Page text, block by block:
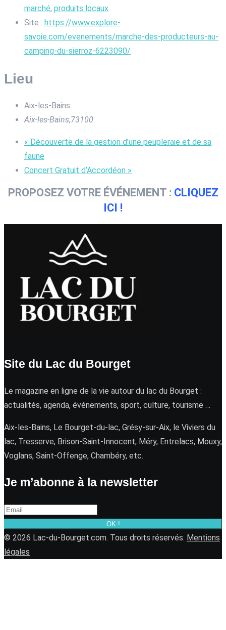
marché, produits locaux
Site : https://www.explore-
savoie.com/evenements/marche-des-producteurs-au-
camping-du-sierroz-6223090/
Lieu
Aix-les-Bains
Aix-les-Bains,73100
« Découverte de la gestion d’une peupleraie et de sa
faune
Concert Gratuit d’Accordéon »
PROPOSEZ VOTRE ÉVÉNEMENT : CLIQUEZ
ICI !
Site du Lac du Bourget
Le magazine en ligne de la vie autour du lac du Bourget :
actualités, agenda, événements, sport, culture, tourisme …
Aix-les-Bains, Le Bourget-du-lac, Grésy-sur-Aix, le Viviers du
lac, Tresserve, Brison-Saint-Innocent, Méry, Entrelacs, Mouxy,
Voglans, Saint-Offenge, Chambéry, etc.
Je m’abonne à la newsletter
OK !
© 2026 Lac-du-Bourget.com. Tous droits réservés. Mentions
légales